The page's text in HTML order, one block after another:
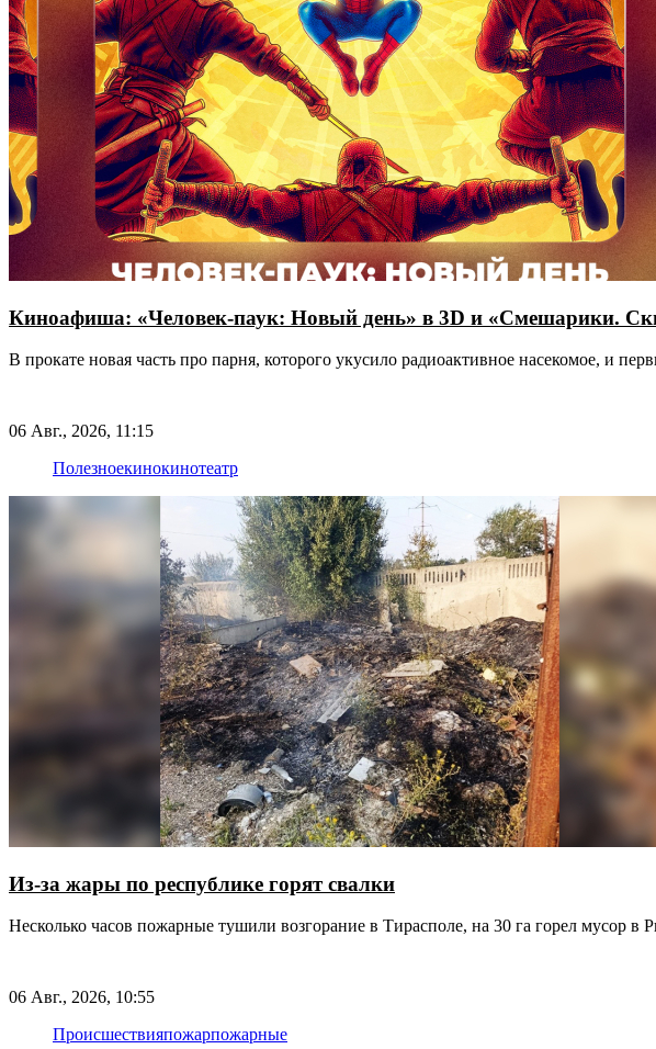
Киноафиша: «Человек-паук: Новый день» в 3D и «Смешарики.
В прокате новая часть про парня, которого укусило радиоактивное насекомое, и
06 Авг., 2026, 11:15
Полезноекинокинотеатр
Из-за жары по республике горят свалки
Несколько часов пожарные тушили возгорание в Тирасполе, на 30 га горел мусор в
06 Авг., 2026, 10:55
Происшествияпожарпожарные